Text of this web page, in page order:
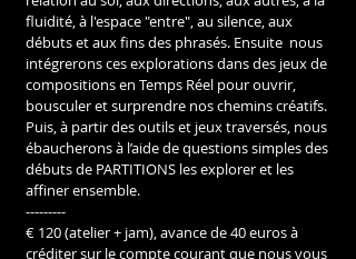
fluidité, à l'espace "entre", au silence, aux
débuts et aux fins des phrasés. Ensuite  nous
intégrerons ces explorations dans des jeux de
compositions en Temps Réel pour ouvrir,
bousculer et surprendre nos chemins créatifs.
Puis, à partir des outils et jeux traversés, nous
ébaucherons à l’aide de questions simples des
débuts de PARTITIONS les explorer et les
affiner ensemble.
---------
€ 120 (atelier + jam), avance de 40 euros à
créditer sur le compte courant que nous vous